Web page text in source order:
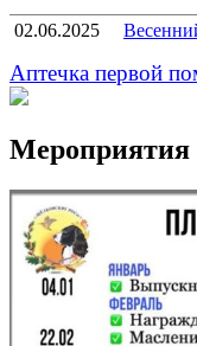
02.06.2025
Аптечка первой
Мероприятия